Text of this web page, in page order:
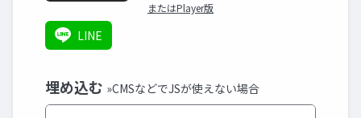
またはPlayer版
LINE
埋め込む »CMSなどでJSが使えない場合